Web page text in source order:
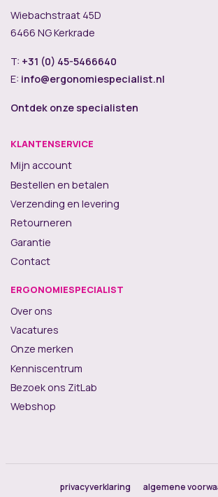
Wiebachstraat 45D
6466 NG Kerkrade
T: +31 (0) 45-5466640
E: info@ergonomiespecialist.nl
Ontdek onze specialisten
KLANTENSERVICE
Mijn account
Bestellen en betalen
Verzending en levering
Retourneren
Garantie
Contact
ERGONOMIESPECIALIST
Over ons
Vacatures
Onze merken
Kenniscentrum
Bezoek ons ZitLab
Webshop
privacyverklaring
algemene